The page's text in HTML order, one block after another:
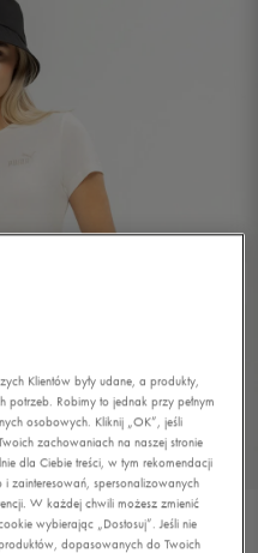
1/4
Klientów były udane, a produkty,
Robimy to jednak przy pełnym
osobowych. Kliknij „OK”, jeśli
zachowaniach na naszej stronie
dla Ciebie treści, w tym rekomendacji
zainteresowań, spersonalizowanych
W każdej chwili możesz zmienić
wybierając „Dostosuj”. Jeśli nie
dopasowanych do Twoich